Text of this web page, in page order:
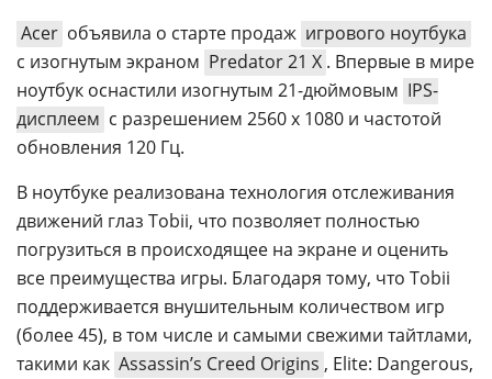
Acer объявила о старте продаж игрового ноутбука
с изогнутым экраном Predator 21 X . Впервые в мире
ноутбук оснастили изогнутым 21-дюймовым IPS-
дисплеем с разрешением 2560 x 1080 и частотой
обновления 120 Гц.
В ноутбуке реализована технология отслеживания
движений глаз Tobii, что позволяет полностью
погрузиться в происходящее на экране и оценить
все преимущества игры. Благодаря тому, что Tobii
поддерживается внушительным количеством игр
(более 45), в том числе и самыми свежими тайтлами,
такими как Assassin’s Creed Origins , Elite: Dangerous,